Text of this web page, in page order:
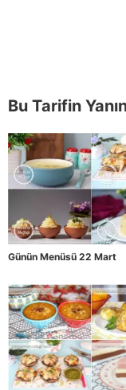
Bu Tarifin
Günün Menüsü 22 Mart